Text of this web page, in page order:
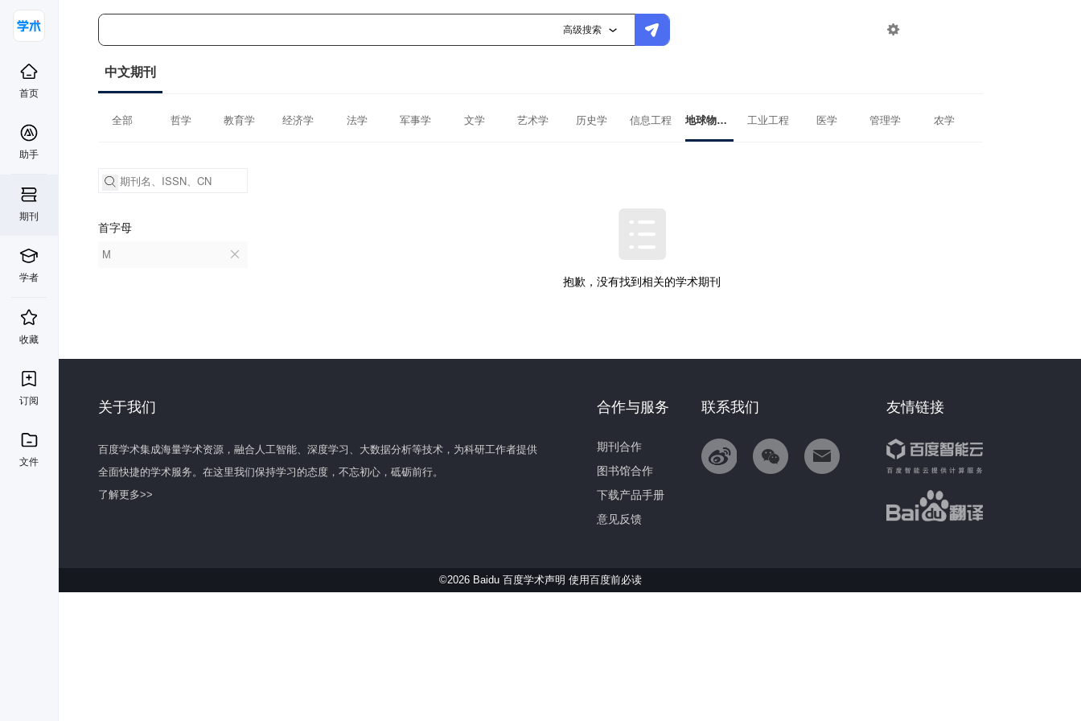
高级搜索 
首页
助手
期刊
学者
收藏
订阅
文件
中文期刊
全部 哲学 教育学 经济学 法学 军事学 文学 艺术学 历史学 信息工程 地球物理学 工业工程 医学 管理学 农学
首字母
M
抱歉，没有找到相关的学术期刊
关于我们
百度学术集成海量学术资源，融合人工智能、深度学习、大数据分析等技术，为科研工作者提供
全面快捷的学术服务。在这里我们保持学习的态度，不忘初心，砥砺前行。
了解更多>>
友情链接
联系我们
合作与服务
期刊合作
图书馆合作
下载产品手册
意见反馈
©2026 Baidu 百度学术声明 使用百度前必读